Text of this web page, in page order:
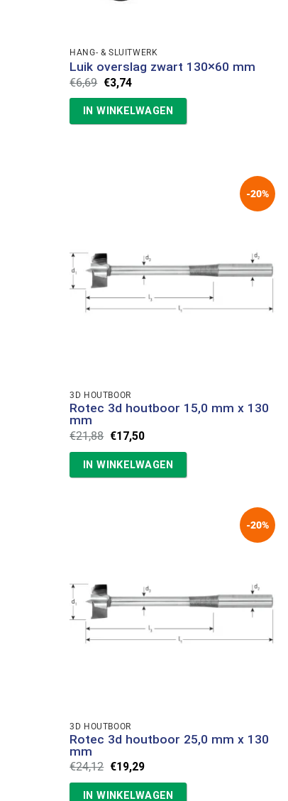
HANG- & SLUITWERK
Luik overslag zwart 130×60 mm
€6,69 Oorspronkelijke
prijs
€6,69.
€3,74Huidige
€3,74.
IN WINKELWAGEN
-20%
3D HOUTBOOR
Rotec 3d houtboor 15,0 mm x 130
mm
€21,88 Oorspronkelijke
prijs
was:
€21,88.
€17,50Huidige
is:
€17,50.
IN WINKELWAGEN
-20%
3D HOUTBOOR
Rotec 3d houtboor 25,0 mm x 130
mm
€24,12 Oorspronkelijke
prijs
€24,12.
€19,29Huidige
€19,29.
IN WINKELWAGEN